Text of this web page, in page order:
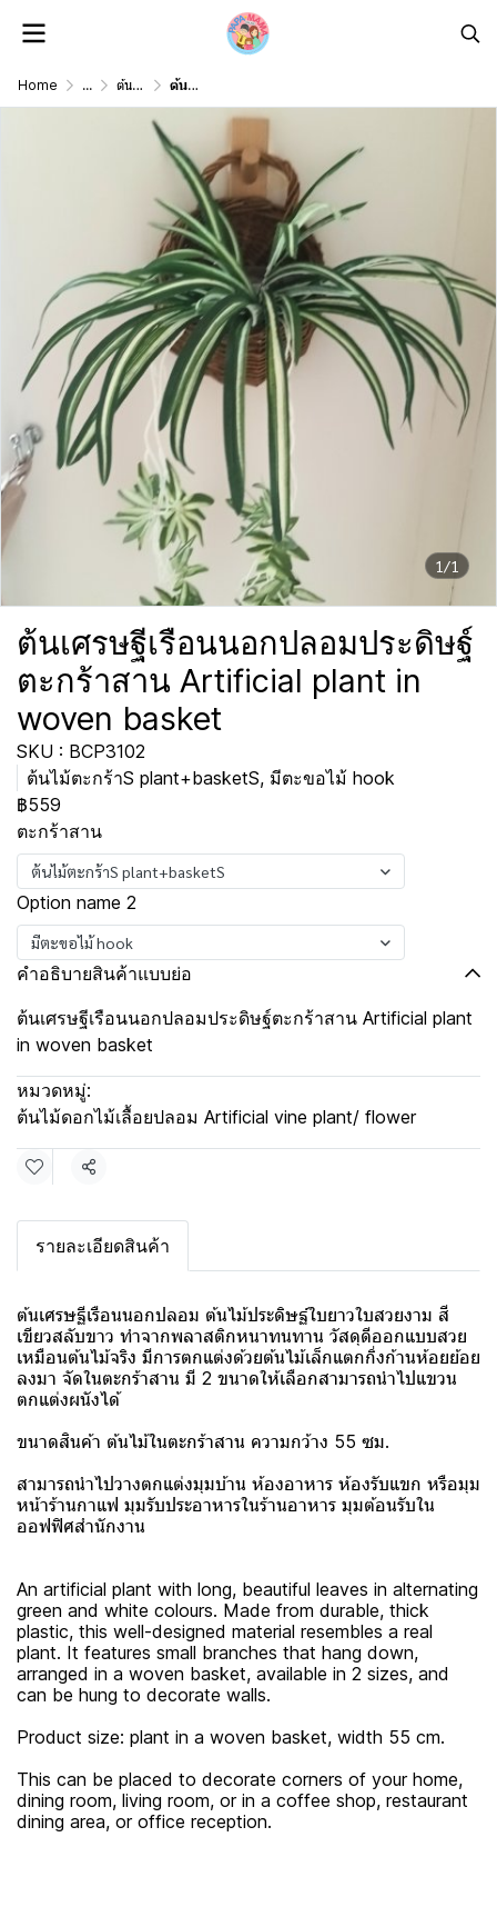
Home ... ต้นไม้ดอกไม้เลื้อยปลอม Artificial vine plant/ flower ต้นเศรษฐีเรือนนอกปลอมประดิษฐ์ตะกร้าสาน Artificial plant in woven basket
1/1
ต้นเศรษฐีเรือนนอกปลอมประดิษฐ์
ตะกร้าสาน Artificial plant in
woven basket
SKU : BCP3102
ต้นไม้ตะกร้าS plant+basketS, มีตะขอไม้ hook
฿559
ตะกร้าสาน
ต้นไม้ตะกร้าS plant+basketS
Option name 2
มีตะขอไม้ hook
คำอธิบายสินค้าแบบย่อ
ต้นเศรษฐีเรือนนอกปลอมประดิษฐ์ตะกร้าสาน Artificial plant
in woven basket
หมวดหมู่:
ต้นไม้ดอกไม้เลื้อยปลอม Artificial vine plant/ flower
แชร์
รายละเอียดสินค้า
ต้นเศรษฐีเรือนนอกปลอม ต้นไม้ประดิษฐ์ใบยาวใบสวยงาม สี
เขียวสลับขาว ทำจากพลาสติกหนาทนทาน วัสดุดีออกแบบสวย
เหมือนต้นไม้จริง มีการตกแต่งด้วยต้นไม้เล็กแตกกิ่งก้านห้อยย้อย
ลงมา จัดในตะกร้าสาน มี 2 ขนาดให้เลือกสามารถนำไปแขวน
ตกแต่งผนังได้
ขนาดสินค้า ต้นไม้ในตะกร้าสาน ความกว้าง 55 ซม.
สามารถนำไปวางตกแต่งมุมบ้าน ห้องอาหาร ห้องรับแขก หรือมุม
หน้าร้านกาแฟ มุมรับประอาหารในร้านอาหาร มุมต้อนรับใน
ออฟฟิศสำนักงาน
An artificial plant with long, beautiful leaves in alternating
green and white colours. Made from durable, thick
plastic, this well-designed material resembles a real
plant. It features small branches that hang down,
arranged in a woven basket, available in 2 sizes, and
can be hung to decorate walls.
Product size: plant in a woven basket, width 55 cm.
This can be placed to decorate corners of your home,
dining room, living room, or in a coffee shop, restaurant
dining area, or office reception.